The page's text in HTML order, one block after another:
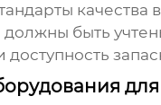
качества
должны быть
доступность
для